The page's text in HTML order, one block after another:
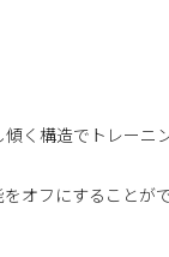
く構造でトレーニ
オフにすることがで